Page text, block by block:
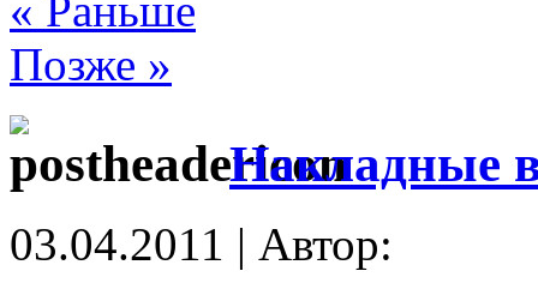
Позже »
Накладные
03.04.2011 | Автор: